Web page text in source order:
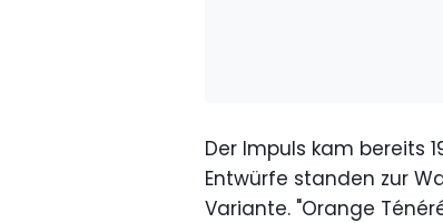
Der Impuls kam bereits
Entwürfe standen zur
Variante. "Orange